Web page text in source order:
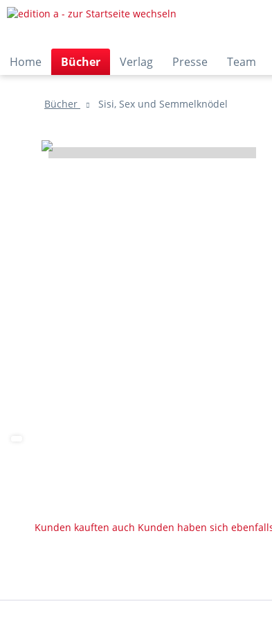
Home Bücher Verlag Presse Team
Bücher Sisi, Sex und Semmelknödel
Kunden kauften auch Kunden haben sich